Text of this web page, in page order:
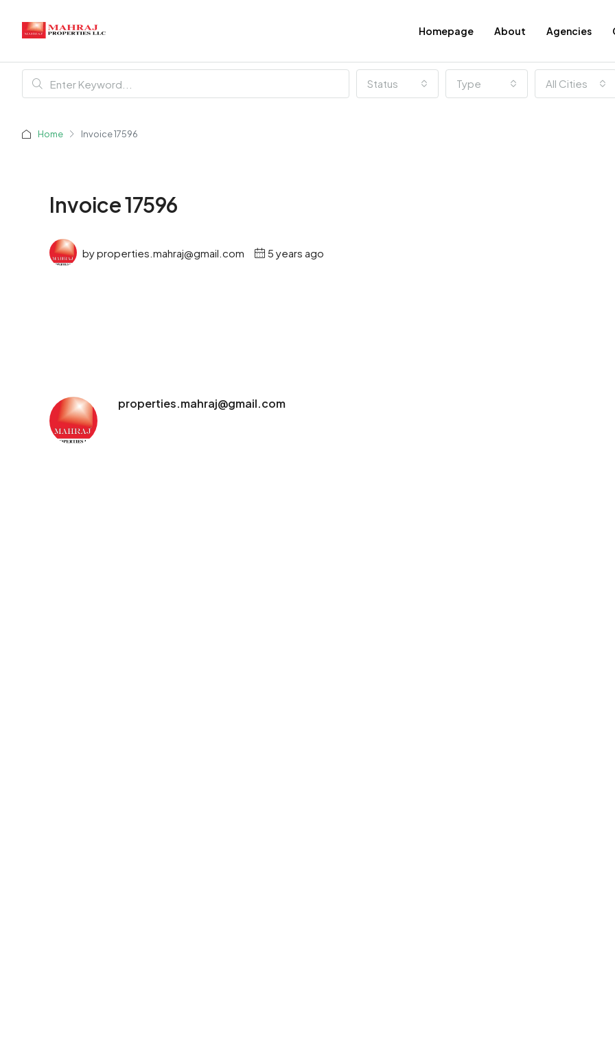
Homepage About Agencies
Status Type All Cities
Home Invoice 17596
Invoice 17596
by properties.mahraj@gmail.com 5 years ago
properties.mahraj@gmail.com